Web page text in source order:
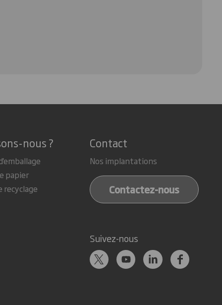
nous ?
papier
recyclage
Contact
Nos implantations
Contactez-nous
Suivez-nous